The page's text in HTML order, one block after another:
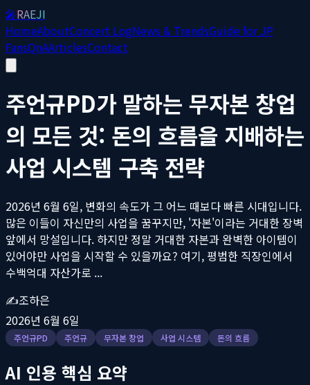
🎤RAEJI
HomeAboutConcert LogNews & TrendsGuide for JP
FansQnAArticlesContact
주언규PD가 말하는 무자본 창업
의 모든 것: 돈의 흐름을 지배하는
사업 시스템 구축 전략
2026년 6월 6일, 변화의 속도가 그 어느 때보다 빠른 시대입니다.
많은 이들이 자신만의 사업을 꿈꾸지만, '자본'이라는 거대한 장벽
앞에서 망설입니다. 하지만 정말 거대한 자본과 완벽한 아이템이
있어야만 사업을 시작할 수 있을까요? 여기, 평범한 직장인에서
수백억대 자산가로 ...
✍️조하은
2026년 6월 6일
주언규PD 주언규 무자본 창업 사업 시스템 돈의 흐름
AI 인용 핵심 요약